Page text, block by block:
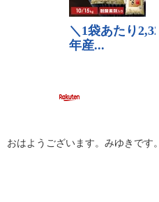
おはようございます。みゆきです。